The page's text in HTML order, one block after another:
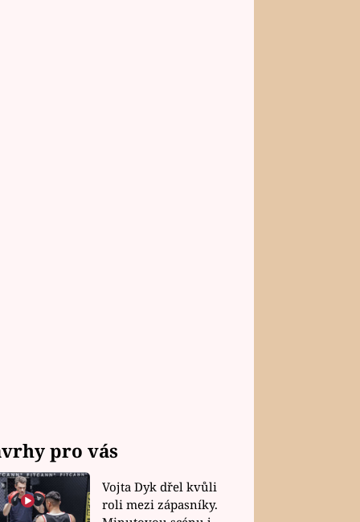
pro vás
Vojta Dyk dřel kvůli
roli mezi zápasníky.